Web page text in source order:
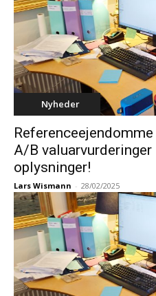
Nyheder
A/B
oplysninger!
Lars Wismann - 28/02/2025